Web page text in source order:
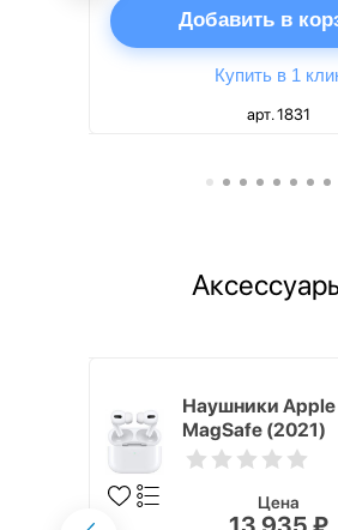
Добавить в
Купить в 1
арт. 1831
Наушники Apple
MagSafe (2021)
Цена